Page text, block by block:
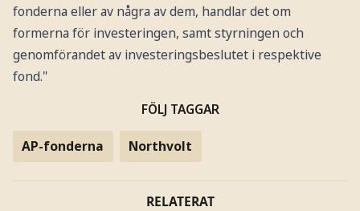
fonderna eller av några av dem, handlar det om
formerna för investeringen, samt styrningen och
genomförandet av investeringsbeslutet i respektive
fond."
FÖLJ TAGGAR
AP-fonderna Northvolt
RELATERAT